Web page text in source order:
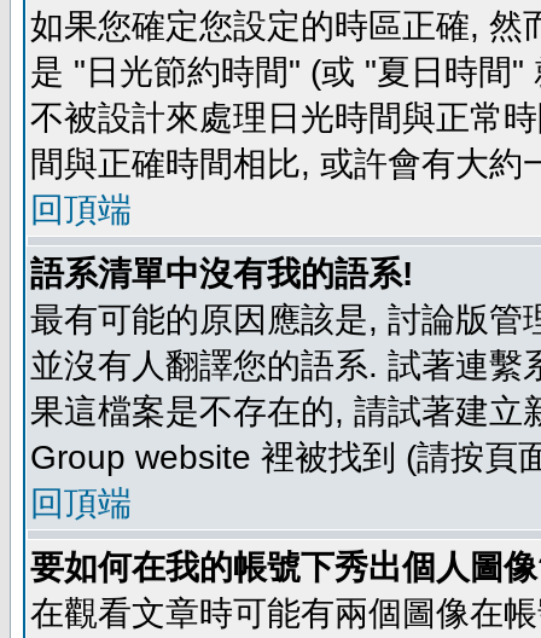
如果您確定您設定的時區正確,
是 "日光節約時間" (或 "夏日時間
不被設計來處理日光時間與正常
間與正確時間相比, 或許會有大約
回頂端
語系清單中沒有我的語系!
最有可能的原因應該是, 討論版
並沒有人翻譯您的語系. 試著連
果這檔案是不存在的, 請試著建
Group website 裡被找到 (請按頁
回頂端
要如何在我的帳號下秀出個人圖
在觀看文章時可能有兩個圖像在